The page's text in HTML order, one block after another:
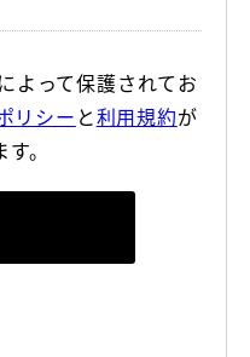
よって保護されてお
リシー と利用規約が
。